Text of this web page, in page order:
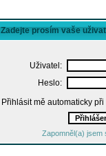
Zadejte prosím vaše
Uživatel:
Heslo:
Přihlásit mě automaticky
Zapomněl(a) jsem